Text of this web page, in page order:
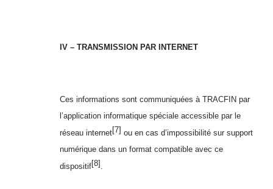
IV – TRANSMISSION PAR INTERNET
Ces informations sont communiquées à TRACFIN par
l’application informatique spéciale accessible par le
réseau internet[7] ou en cas d’impossibilité sur support
numérique dans un format compatible avec ce
dispositif[8] .